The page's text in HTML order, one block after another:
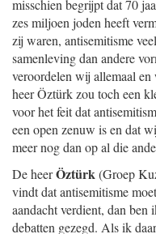
misschien begrijpt dat 70
zes miljoen joden heeft
zij waren, antisemitisme
samenleving dan andere
veroordelen wij allemaal en
heer Öztürk zou toch een
voor het feit dat
een open zenuw is en dat
meer nog dan op al die
De heerÖztürk(Groep
vindt dat antisemitisme
aandacht verdient, dan
debatten gezegd. Als ik